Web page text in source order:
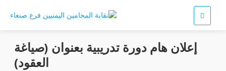
إعلان هام دورة تدريبية بعنوان (صياغة
العقود)